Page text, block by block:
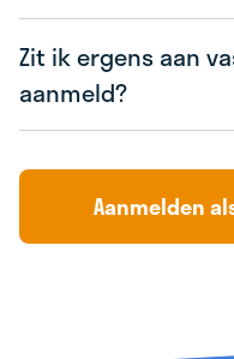
Zit ik ergens aan
aanmeld?
Aanmelden